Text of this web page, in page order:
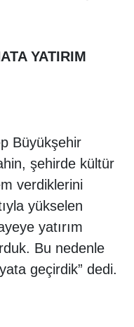
YATIRIM
Büyükşehir
şehirde kültür
verdiklerini
yükselen
yatırım
Bu nedenle
geçirdik” dedi.